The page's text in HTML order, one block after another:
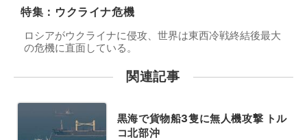
特集：ウクライナ危機
ロシアがウクライナに侵攻、世界は東西冷戦終結後最大
の危機に直面している。
関連記事
黒海で貨物船3隻に無人機攻撃 トル
コ北部沖